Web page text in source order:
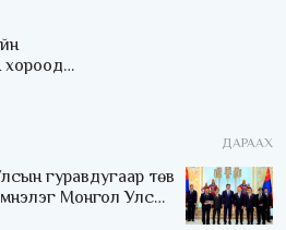
хороод
ДАРААХ
гуравдугаар төв
Монгол Улсын